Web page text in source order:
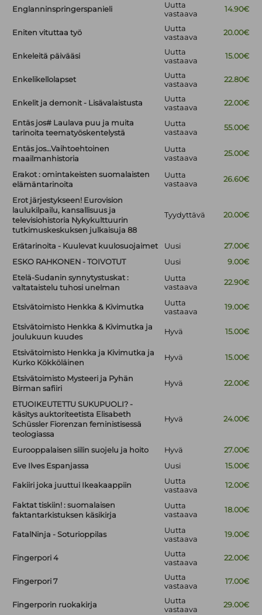
Englanninspringerspanieli
Uutta
vastaava
14.90€
Eniten vituttaa työ
Uutta
vastaava
20.00€
Enkeleitä päivääsi
Uutta
vastaava
15.00€
Enkelikellolapset
Uutta
vastaava
22.80€
Enkelit ja demonit - Lisävalaistusta
Uutta
vastaava
22.00€
Entäs jos# Laulava puu ja muita
tarinoita teematyöskentelystä
Uutta
vastaava
55.00€
Entäs jos…Vaihtoehtoinen
maailmanhistoria
Uutta
vastaava
25.00€
Erakot : omintakeisten suomalaisten
elämäntarinoita
Uutta
vastaava
26.60€
Erot järjestykseen! Eurovision
laulukilpailu, kansallisuus ja
televisiohistoria Nykykulttuurin
tutkimuskeskuksen julkaisuja 88
Tyydyttävä 20.00€
Erätarinoita - Kuulevat kuulosuojaimet Uusi
27.00€
ESKO RAHKONEN - TOIVOTUT
Uusi
9.00€
Etelä-Sudanin synnytystuskat :
valtataistelu tuhosi unelman
Uutta
vastaava
22.90€
Etsivätoimisto Henkka & Kivimutka
Uutta
vastaava
19.00€
Etsivätoimisto Henkka & Kivimutka ja
joulukuun kuudes
Hyvä 15.00€
Etsivätoimisto Henkka ja Kivimutka ja
Kurko Kökköläinen
Hyvä 15.00€
Etsivätoimisto Mysteeri ja Pyhän
Birman safiiri
Hyvä 22.00€
ETUOIKEUTETTU SUKUPUOLI? -
käsitys auktoriteetista Elisabeth
Schüssler Fiorenzan feministisessä
teologiassa
Hyvä 24.00€
Eurooppalaisen siilin suojelu ja hoito Hyvä
27.00€
Eve Ilves Espanjassa
Uusi 15.00€
Fakiiri joka juuttui Ikeakaappiin
Uutta
vastaava
12.00€
Faktat tiskiin! : suomalaisen
faktantarkistuksen käsikirja
Uutta
vastaava
18.00€
FatalNinja - Soturioppilas
Uutta
vastaava
19.00€
Fingerpori 4
Uutta
vastaava
22.00€
Fingerpori 7
Uutta
vastaava
17.00€
Fingerporin ruokakirja
Uutta
vastaava
29.00€